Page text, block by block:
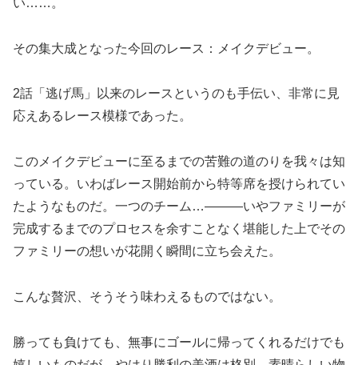
その集大成となった今回のレース：メイクデビュー。
2話「逃げ馬」以来のレースというのも手伝い、非常に見
応えあるレース模様であった。
このメイクデビューに至るまでの苦難の道のりを我々は知
っている。いわばレース開始前から特等席を授けられてい
たようなものだ。一つのチーム…―――いやファミリーが
完成するまでのプロセスを余すことなく堪能した上でその
ファミリーの想いが花開く瞬間に立ち会えた。
こんな贅沢、そうそう味わえるものではない。
勝っても負けても、無事にゴールに帰ってくれるだけでも